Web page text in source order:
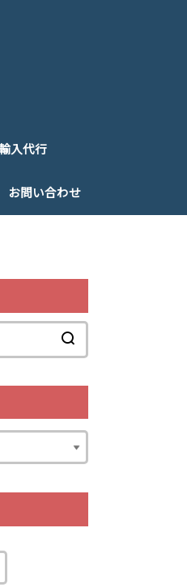
入代行
仕入れ代行
仕入れ同行
文フォーム（タイ）
お問い合わせ